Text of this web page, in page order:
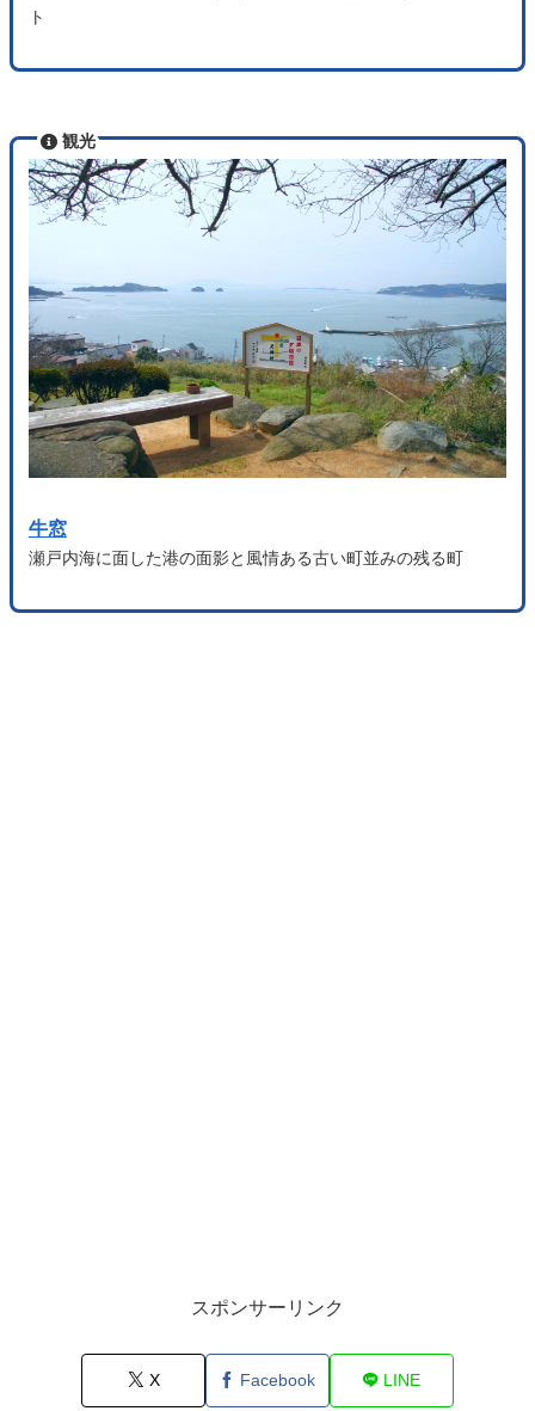
ト
観光
牛窓
瀬戸内海に面した港の面影と風情ある古い町並みの残る町
スポンサーリンク
X Facebook LINE